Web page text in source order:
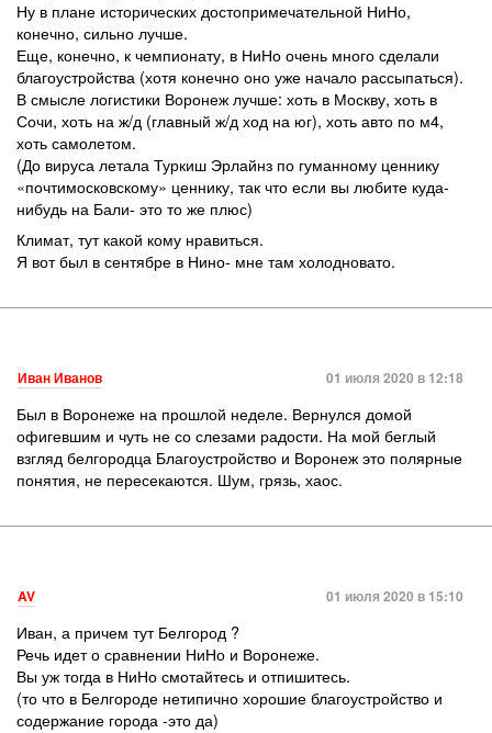
Ну в плане исторических достопримечательной НиНо,
конечно, сильно лучше.
Еще, конечно, к чемпионату, в НиНо очень много сделали
благоустройства (хотя конечно оно уже начало рассыпаться).
В смысле логистики Воронеж лучше: хоть в Москву, хоть в
Сочи, хоть на ж/д (главный ж/д ход на юг), хоть авто по м4,
хоть самолетом.
(До вируса летала Туркиш Эрлайнз по гуманному ценнику
«почтимосковскому» ценнику, так что если вы любите куда-
нибудь на Бали- это то же плюс)
Климат, тут какой кому нравиться.
Я вот был в сентябре в Нино- мне там холодновато.
Иван Иванов 01 июля 2020 в 12:18
Был в Воронеже на прошлой неделе. Вернулся домой
офигевшим и чуть не со слезами радости. На мой беглый
взгляд белгородца Благоустройство и Воронеж это полярные
понятия, не пересекаются. Шум, грязь, хаос.
AV 01 июля 2020 в 15:10
Иван, а причем тут Белгород ?
Речь идет о сравнении НиНо и Воронеже.
Вы уж тогда в НиНо смотайтесь и отпишитесь.
(то что в Белгороде нетипично хорошие благоустройство и
содержание города -это да)